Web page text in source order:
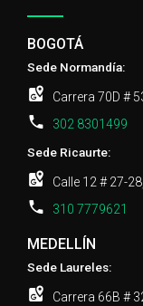
BOGOTÁ
Sede Normandía:
Carrera 70D #
302 8301499
Sede Ricaurte:
Calle 12 # 27-
310 7779621
MEDELLÍN
Sede Laureles:
Carrera 66B #